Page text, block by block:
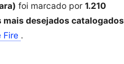
foi marcado por 1.210
desejados catalogados
Fire .